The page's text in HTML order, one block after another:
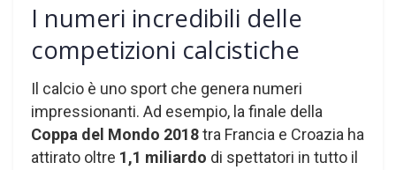
I numeri incredibili delle
competizioni calcistiche
Il calcio è uno sport che genera numeri
impressionanti. Ad esempio, la finale della
Coppa del Mondo 2018tra Francia e Croazia ha
attirato oltre 1,1 miliardo di spettatori in tutto il